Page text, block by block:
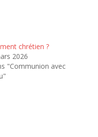
chrétien ?
2026
"Communion avec